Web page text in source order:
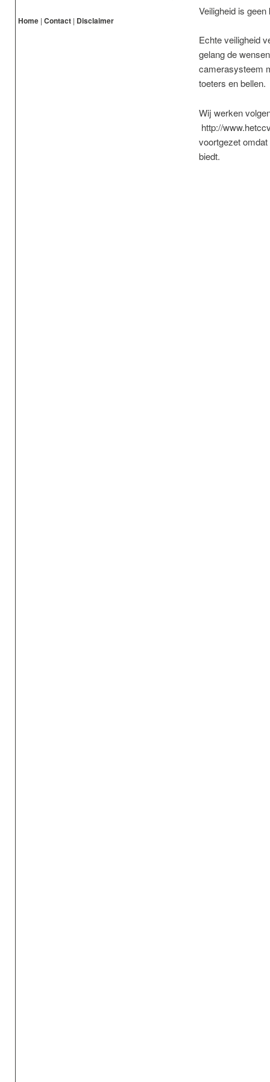
Veiligheid is
Echte veiligheid
gelang de
camerasysteem
toeters en bellen.
Wij werken
http://
voortgezet
biedt.
Home | Contact | Disclaimer